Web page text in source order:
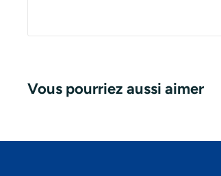
Vous pourriez aussi aimer